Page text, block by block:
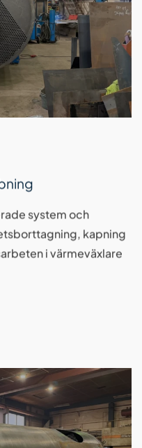
system och
kapning
i värmeväxlare